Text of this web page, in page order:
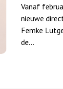
Vanaf
nieuwe
Femke
de…